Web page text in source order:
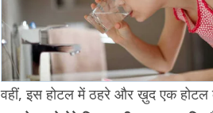
वहीं, इस होटल में ठहरे और ख़ुद एक होटल